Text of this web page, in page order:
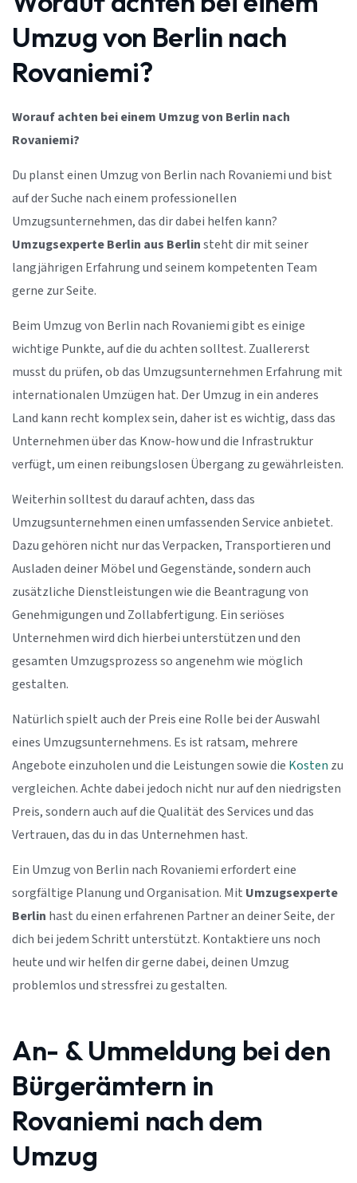
Umzug von Berlin nach
Rovaniemi?
Worauf achten bei einem Umzug von Berlin nach
Rovaniemi?
Du planst einen Umzug von Berlin nach Rovaniemi und bist
auf der Suche nach einem professionellen
Umzugsunternehmen, das dir dabei helfen kann?
Umzugsexperte Berlin aus Berlinsteht dir mit seiner
langjährigen Erfahrung und seinem kompetenten Team
gerne zur Seite.
Beim Umzug von Berlin nach Rovaniemi gibt es einige
wichtige Punkte, auf die du achten solltest. Zuallererst
musst du prüfen, ob das Umzugsunternehmen Erfahrung mit
internationalen Umzügen hat. Der Umzug in ein anderes
Land kann recht komplex sein, daher ist es wichtig, dass das
Unternehmen über das Know-how und die Infrastruktur
verfügt, um einen reibungslosen Übergang zu gewährleisten.
Weiterhin solltest du darauf achten, dass das
Umzugsunternehmen einen umfassenden Service anbietet.
Dazu gehören nicht nur das Verpacken, Transportieren und
Ausladen deiner Möbel und Gegenstände, sondern auch
zusätzliche Dienstleistungen wie die Beantragung von
Genehmigungen und Zollabfertigung. Ein seriöses
Unternehmen wird dich hierbei unterstützen und den
gesamten Umzugsprozess so angenehm wie möglich
gestalten.
Natürlich spielt auch der Preis eine Rolle bei der Auswahl
eines Umzugsunternehmens. Es ist ratsam, mehrere
Angebote einzuholen und die Leistungen sowie die Kosten zu
vergleichen. Achte dabei jedoch nicht nur auf den niedrigsten
Preis, sondern auch auf die Qualität des Services und das
Vertrauen, das du in das Unternehmen hast.
Ein Umzug von Berlin nach Rovaniemi erfordert eine
sorgfältige Planung und Organisation. Mit Umzugsexperte
Berlin hast du einen erfahrenen Partner an deiner Seite, der
dich bei jedem Schritt unterstützt. Kontaktiere uns noch
heute und wir helfen dir gerne dabei, deinen Umzug
problemlos und stressfrei zu gestalten.
An- & Ummeldung bei den
Bürgerämtern in
Rovaniemi nach dem
Umzug